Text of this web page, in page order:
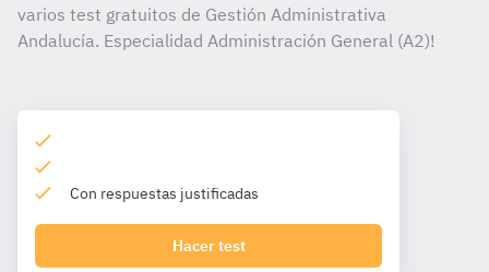
varios test gratuitos de Gestión Administrativa
Andalucía. Especialidad Administración General (A2)!
Con respuestas justificadas
Hacer test